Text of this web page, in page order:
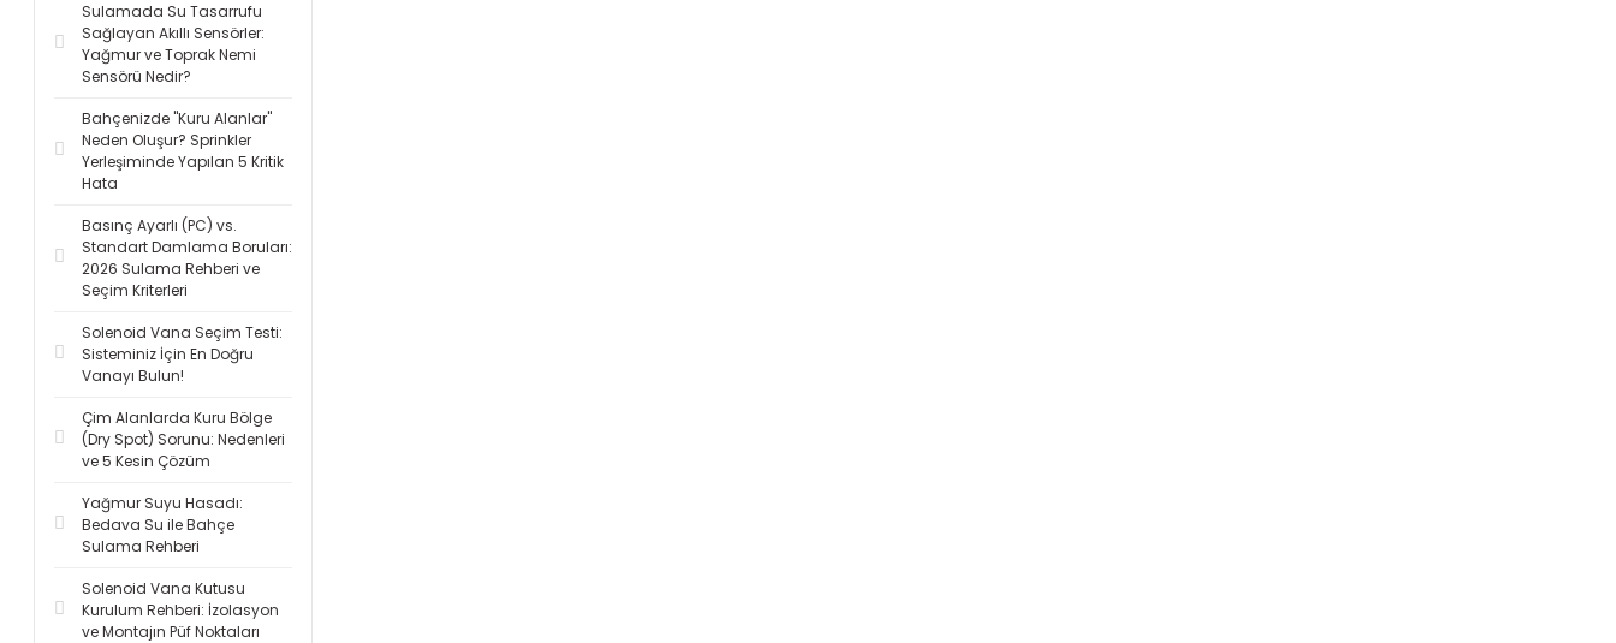
Sulamada Su Tasarrufu
Sağlayan Akıllı Sensörler:
Yağmur ve Toprak Nemi
Sensörü Nedir?
Bahçenizde "Kuru Alanlar"
Neden Oluşur? Sprinkler
Yerleşiminde Yapılan 5 Kritik
Hata
Basınç Ayarlı (PC) vs.
Standart Damlama Boruları:
2026 Sulama Rehberi ve
Seçim Kriterleri
Solenoid Vana Seçim Testi:
Sisteminiz İçin En Doğru
Vanayı Bulun!
Çim Alanlarda Kuru Bölge
(Dry Spot) Sorunu: Nedenleri
ve 5 Kesin Çözüm
Yağmur Suyu Hasadı:
Bedava Su ile Bahçe
Sulama Rehberi
Solenoid Vana Kutusu
Kurulum Rehberi: İzolasyon
ve Montajın Püf Noktaları